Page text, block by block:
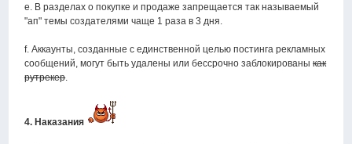
e. В разделах о покупке и продаже запрещается так называемый
"ап" темы создателями чаще 1 раза в 3 дня.
f. Аккаунты, созданные с единственной целью постинга рекламных
сообщений, могут быть удалены или бессрочно заблокированыкак
рутрекер.
4. Наказания